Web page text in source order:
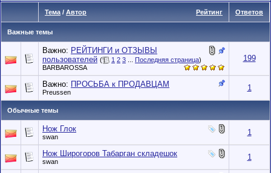
Рейтинг
Тема / Автор Ответов
Важные темы
Важно: РЕЙТИНГИ и ОТЗЫВЫ
пользователей ( 1 2 3 Последняя страница)
BARBAROSSA
199
Важно: ПРОСЬБА к ПРОДАВЦАМ
Preussen 1
Обычные темы
Нож Глок
swan 1
Нож Широгоров Табарган складешок
swan 1